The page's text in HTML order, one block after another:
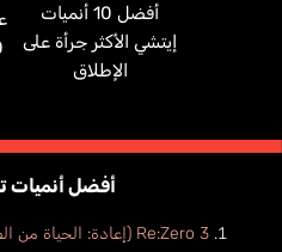
أفضل 10 أنميات
إيتشي الأكثر جرأة على
الإطلاق
أفضل أنميات
Re:Zero 3 (إعادة: الحياة من الصفر، في عالم أخر الموسم الثالث)